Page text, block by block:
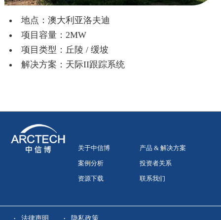
地点：澳大利亚洛夫迪
项目容量：2MW
项目类型：丘陵 / 缓坡
解决方案：天际II跟踪系统
关于中信博 产品 & 解决方案
案例分析 投资者关系
资源下载 联系我们
法律声明 隐私政策